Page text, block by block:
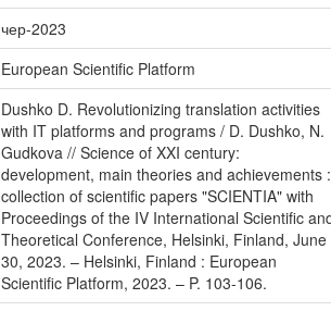
чер-2023
European Scientific Platform
Dushko D. Revolutionizing translation activities
with IT platforms and programs / D. Dushko, N.
Gudkova // Science of XXI century:
development, main theories and achievements :
collection of scientific papers "SCIENTIA" with
Proceedings of the IV International Scientific
Theoretical Conference, Helsinki, Finland, June
30, 2023. – Helsinki, Finland : European
Scientific Platform, 2023. – P. 103-106.